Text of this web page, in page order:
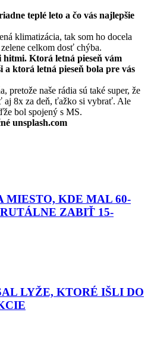
teplé leto a čo vás najlepšie
klimatizácia, tak som ho docela
celkom dosť chýba.
hitmi. Ktorá letná pieseň vám
a ktorá letná pieseň bola pre vás
pretože naše rádia sú také super, že
aj 8x za deň, ťažko si vybrať. Ale
bol spojený s MS.
unsplash.com
MIESTO, KDE MAL 60-
ZABIŤ 15-
LYŽE, KTORÉ IŠLI DO